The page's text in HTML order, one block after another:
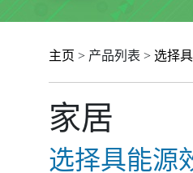
主页 > 产品列表 > 选择
家居
选择具能源